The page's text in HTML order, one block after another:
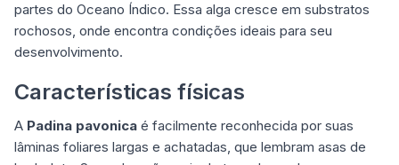
partes do Oceano Índico. Essa alga cresce em substratos
rochosos, onde encontra condições ideais para seu
desenvolvimento.
Características físicas
A Padina pavonica é facilmente reconhecida por suas
lâminas foliares largas e achatadas, que lembram asas de